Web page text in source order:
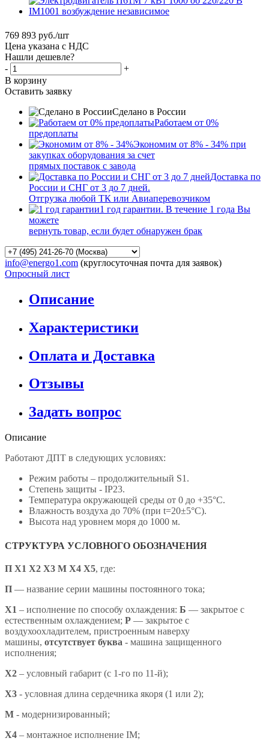
769 893 руб./шт
Цена указана с НДС
Нашли дешевле?
-
+
В корзину
Оставить заявку
Сделано в России
Работаем от 0%
предоплаты
Экономим от 8% - 34% при
закупках оборудования за счет
прямых поставок с завода
Доставка по
России и СНГ от 3 до 7 дней.
Отгрузка любой ТК или Авиаперевозчиком
1 год гарантии. В течение 1 года Вы
можете
вернуть товар, если будет обнаружен брак
info@energo1.com (круглосуточная почта для заявок)
Опросный лист
Описание
Характеристики
Оплата и Доставка
Отзывы
Задать вопрос
Описание
Работают ДПТ в следующих условиях:
Режим работы – продолжительный S1.
Степень защиты - IP23.
Температура окружающей среды от 0 до +35°С.
Влажность воздуха до 70% (при t=20±5°С).
Высота над уровнем моря до 1000 м.
СТРУКТУРА УСЛОВНОГО ОБОЗНАЧЕНИЯ
П Х1 Х2 Х3 М Х4 X5, где:
П — название серии машины постоянного тока;
X1 – исполнение по способу охлаждения: Б — закрытое с
естественным охлаждением; Р — закрытое с
воздухоохладителем, пристроенным наверху
машины, отсутствует буква - машина защищенного
исполнения;
X2 – условный габарит (с 1-го по 11-й);
X3 - условная длина сердечника якоря (1 или 2);
М - модернизированный;
Х4 – монтажное исполнение IM;